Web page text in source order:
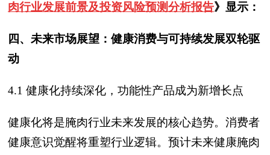
肉行业发展前景及投资风险预测分析报告》显示：
四、 未来市场展望：健康消费与可持续发展双轮驱
动
4.1 健康化持续深化，功能性产品成为新增长点
健康化将是腌肉行业未来发展的核心趋势。消费者
健康意识觉醒将重塑行业逻辑。预计未来健康腌肉